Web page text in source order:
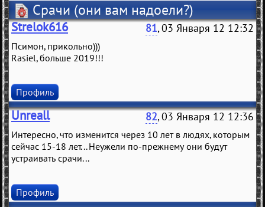
Срачи (они вам надоели?)
Strelok616 81, 03 Января 12 12:32
Псимон, прикольно)))
Rasiel, больше 2019!!!
Профиль
Unreall 82, 03 Января 12 12:36
Интересно, что изменится через 10 лет в людях, которым
сейчас 15-18 лет... Неужели по-прежнему они будут
устраивать срачи...
Профиль